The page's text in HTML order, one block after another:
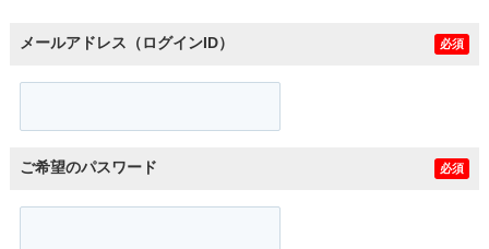
メールアドレス（ログインID） 必須
ご希望のパスワード 必須